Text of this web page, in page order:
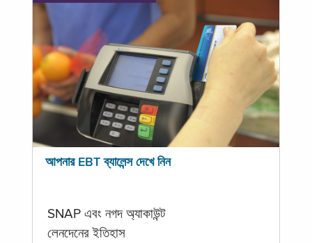
আপনার EBT ব্যালেন্স দেখে নিন
SNAP এবং নগদ অ্যাকাউন্ট
লেনদেনের ইতিহাস